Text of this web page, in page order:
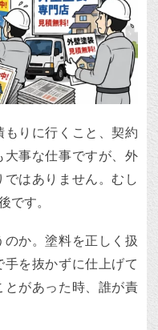
りに行くこと、契約
大事な仕事ですが、外
はありません。むし
です。
か。塗料を正しく扱
を抜かずに仕上げて
とがあった時、誰が責